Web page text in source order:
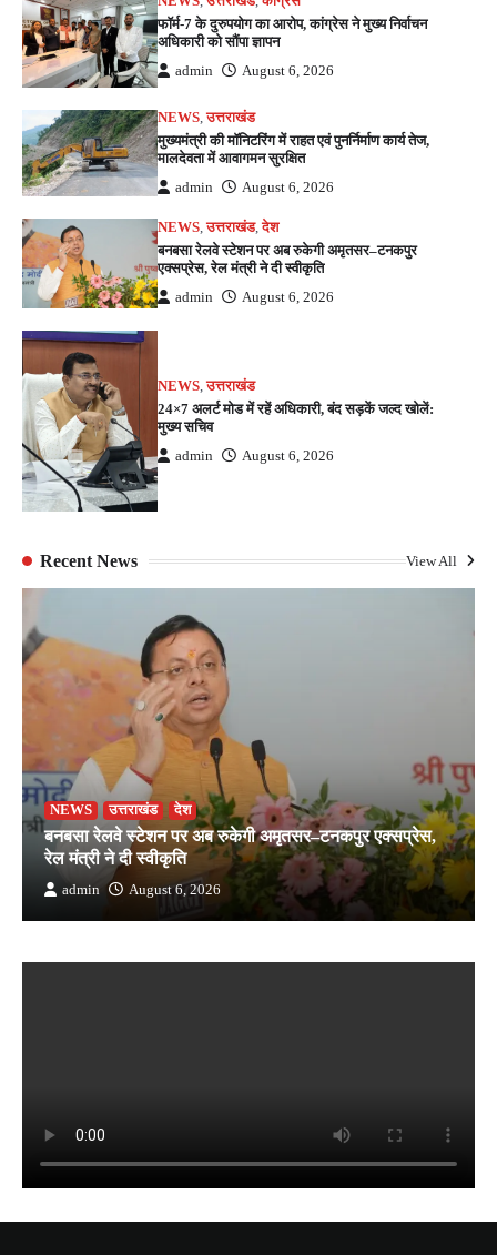
फॉर्म-7 के दुरुपयोग का आरोप, कांग्रेस ने मुख्य निर्वाचन
अधिकारी को सौंपा ज्ञापन
admin August 6, 2026
NEWS ,उत्तराखंड
मुख्यमंत्री की मॉनिटरिंग में राहत एवं पुनर्निर्माण कार्य तेज,
मालदेवता में आवागमन सुरक्षित
admin August 6, 2026
NEWS,उत्तराखंड,देश
बनबसा रेलवे स्टेशन पर अब रुकेगी अमृतसर–टनकपुर
एक्सप्रेस, रेल मंत्री ने दी स्वीकृति
admin August 6, 2026
NEWS ,उत्तराखंड
24×7 अलर्ट मोड में रहें अधिकारी, बंद सड़कें जल्द खोलें:
मुख्य सचिव
admin August 6, 2026
Recent News View All
NEWS उत्तराखंड देश
बनबसा रेलवे स्टेशन पर अब रुकेगी अमृतसर–टनकपुर एक्सप्रेस,
रेल मंत्री ने दी स्वीकृति
admin August 6, 2026